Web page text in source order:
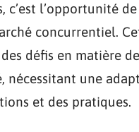
c’est l’opportunité
concurrentiel.
des défis en matière
nécessitant une
et des pratiques.